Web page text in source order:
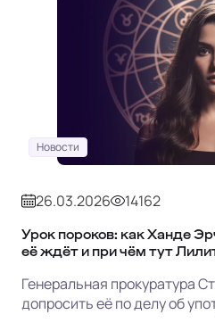
Новости
26.03.2026 14162
Урок пороков: как Ханде
её ждёт и при чём тут
Генеральная прокуратура
допросить её по делу об